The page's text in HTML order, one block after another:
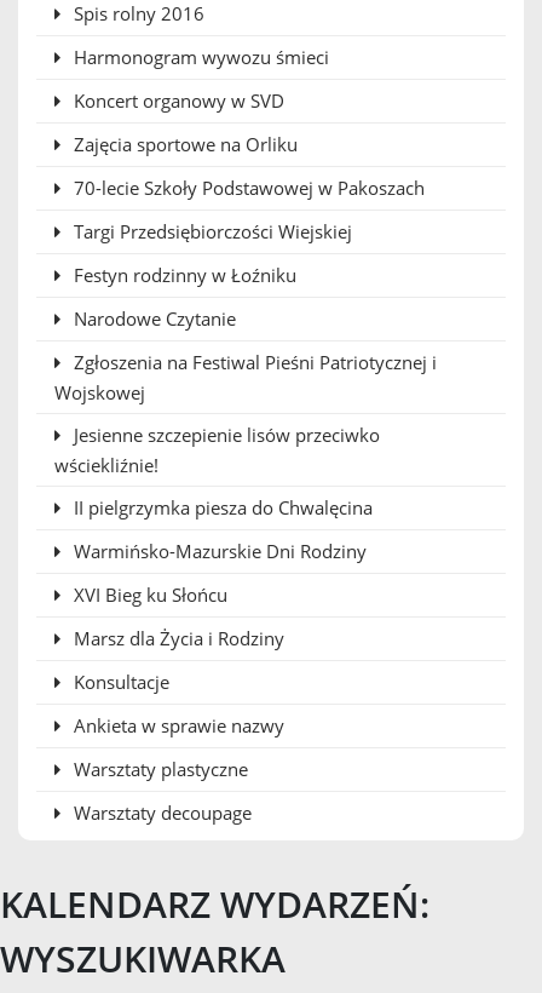
Spis rolny 2016
Harmonogram wywozu śmieci
Koncert organowy w SVD
Zajęcia sportowe na Orliku
70-lecie Szkoły Podstawowej w Pakoszach
Targi Przedsiębiorczości Wiejskiej
Festyn rodzinny w Łoźniku
Narodowe Czytanie
Zgłoszenia na Festiwal Pieśni Patriotycznej i
Wojskowej
Jesienne szczepienie lisów przeciwko
wściekliźnie!
II pielgrzymka piesza do Chwalęcina
Warmińsko-Mazurskie Dni Rodziny
XVI Bieg ku Słońcu
Marsz dla Życia i Rodziny
Konsultacje
Ankieta w sprawie nazwy
Warsztaty plastyczne
Warsztaty decoupage
KALENDARZ WYDARZEŃ:
WYSZUKIWARKA